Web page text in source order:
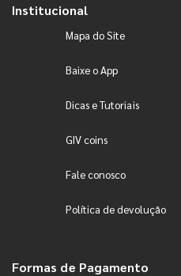
Institucional
Mapa do Site
Baixe o App
Dicas e Tutoriais
GIV coins
Fale conosco
Política de devolução
Formas de Pagamento